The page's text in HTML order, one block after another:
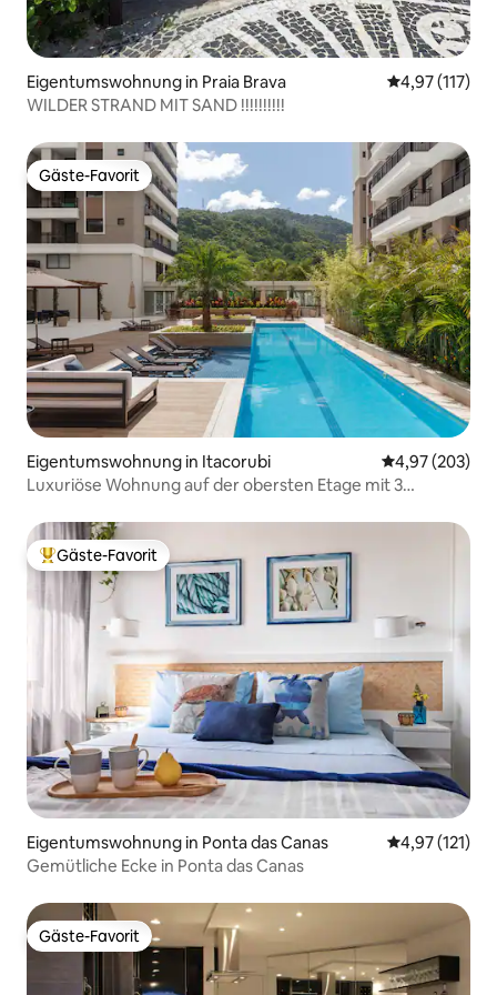
Eigentumswohnung in Praia Brava
4,97 (117)
WILDER STRAND MIT SAND !!!!!!!!!!
Gäste-Favorit
Gäste-Favorit
Eigentumswohnung in Itacorubi
4,97 (203)
Luxuriöse Wohnung auf der obersten Etage mit 3
Beliebter Gäste-Favorit.
Gäste-Favorit
Eigentumswohnung in Ponta das Canas
4,97 (121)
Gemütliche Ecke in Ponta das Canas
Gäste-Favorit
Gäste-Favorit